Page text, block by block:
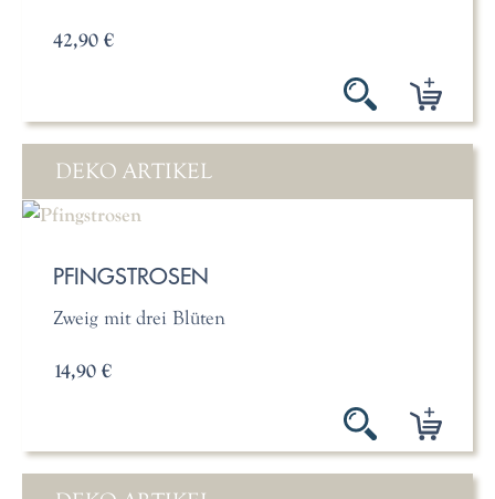
42,90 €
DEKO ARTIKEL
PFINGSTROSEN
Zweig mit drei Blüten
14,90 €